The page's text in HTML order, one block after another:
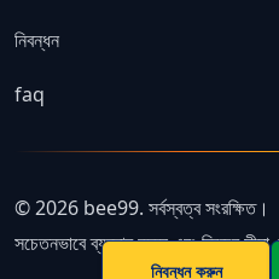
নিবন্ধন
faq
© 2026 bee99. সর্বস্বত্ব সংরক্ষিত।
সচেতনভাবে ব্যবহার করুন এবং নিজের
নিবন্ধন করুন